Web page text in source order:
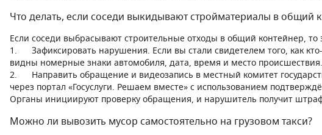
Что делать, если соседи выкидывают стройматериалы в общий
Если соседи выбрасывают строительные отходы в общий контейнер,
1. Зафиксировать нарушения. Если вы стали свидетелем того, как
видны номерные знаки автомобиля, дата, время и место
2. Направить обращение и видеозапись в местный комитет
через портал «Госуслуги. Решаем вместе» с использованием
Органы инициируют проверку обращения, и нарушитель получит
Можно ли вывозить мусор самостоятельно на грузовом такси?